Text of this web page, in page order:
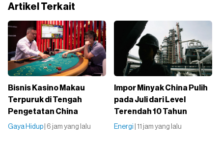
Artikel Terkait
Bisnis Kasino Makau
Terpuruk di Tengah
Pengetatan China
Gaya Hidup | 6 jam yang lalu
Impor Minyak China Pulih
pada Juli dari Level
Terendah 10 Tahun
Energi | 11 jam yang lalu